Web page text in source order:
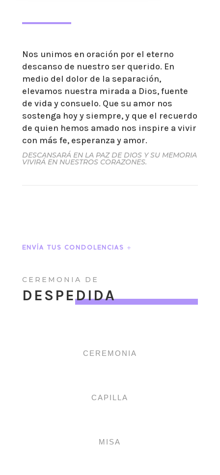
Nos unimos en oración por el eterno
descanso de nuestro ser querido. En
medio del dolor de la separación,
elevamos nuestra mirada a Dios, fuente
de vida y consuelo. Que su amor nos
sostenga hoy y siempre, y que el recuerdo
de quien hemos amado nos inspire a vivir
con más fe, esperanza y amor.
DESCANSARÁ EN LA PAZ DE DIOS Y SU MEMORIA
VIVIRÁ EN NUESTROS CORAZONES.
ENVÍA TUS CONDOLENCIAS
CEREMONIA DE
DESPEDIDA
CEREMONIA
CAPILLA
MISA